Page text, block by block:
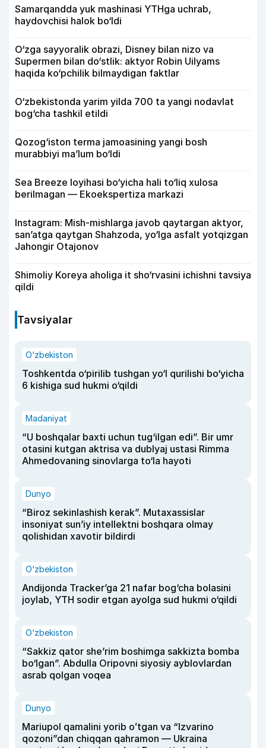
Samarqandda yuk mashinasi YTHga uchrab,
haydovchisi halok bo‘ldi
O‘zga sayyoralik obrazi, Disney bilan nizo va
Supermen bilan do‘stlik: aktyor Robin Uilyams
haqida ko‘pchilik bilmaydigan faktlar
O‘zbekistonda yarim yilda 700 ta yangi nodavlat
bog‘cha tashkil etildi
Qozog‘iston terma jamoasining yangi bosh
murabbiyi ma’lum bo‘ldi
Sea Breeze loyihasi bo‘yicha hali to‘liq xulosa
berilmagan — Ekoekspertiza markazi
Instagram: Mish-mishlarga javob qaytargan aktyor,
san’atga qaytgan Shahzoda, yo‘lga asfalt yotqizgan
Jahongir Otajonov
Shimoliy Koreya aholiga it sho‘rvasini ichishni tavsiya
qildi
Tavsiyalar
O‘zbekiston
Toshkentda o‘pirilib tushgan yo‘l qurilishi bo‘yicha
6 kishiga sud hukmi o‘qildi
Madaniyat
“U boshqalar baxti uchun tug‘ilgan edi”. Bir umr
otasini kutgan aktrisa va dublyaj ustasi Rimma
Ahmedovaning sinovlarga to‘la hayoti
Dunyo
“Biroz sekinlashish kerak”. Mutaxassislar
insoniyat sun’iy intellektni boshqara olmay
qolishidan xavotir bildirdi
O‘zbekiston
Andijonda Tracker’ga 21 nafar bog‘cha bolasini
joylab, YTH sodir etgan ayolga sud hukmi o‘qildi
O‘zbekiston
“Sakkiz qator she’rim boshimga sakkizta bomba
bo‘lgan”. Abdulla Oripovni siyosiy ayblovlardan
asrab qolgan voqea
Dunyo
Mariupol qamalini yorib oʻtgan va “Izvarino
qozoni”dan chiqqan qahramon — Ukraina